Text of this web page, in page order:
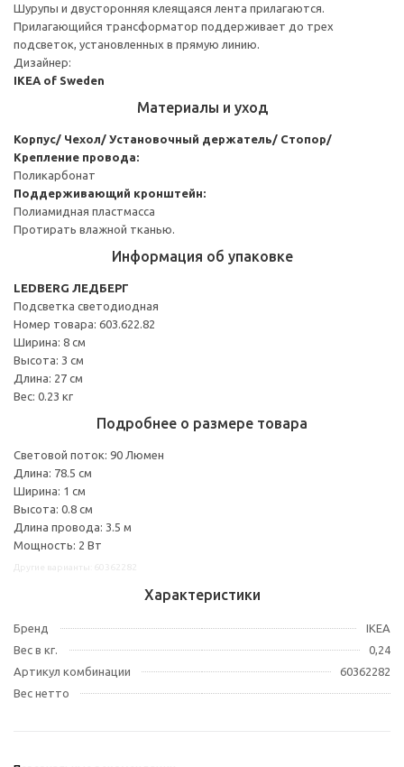
Шурупы и двусторонняя клеящаяся лента прилагаются.
Прилагающийся трансформатор поддерживает до трех
подсветок, установленных в прямую линию.
Дизайнер:
IKEA of Sweden
Материалы и уход
Корпус/ Чехол/ Установочный держатель/ Стопор/
Крепление провода:
Поликарбонат
Поддерживающий кронштейн:
Полиамидная пластмасса
Протирать влажной тканью.
Информация об упаковке
LEDBERG ЛЕДБЕРГ
Подсветка светодиодная
Номер товара: 603.622.82
Ширина: 8 см
Высота: 3 см
Длина: 27 см
Вес: 0.23 кг
Подробнее о размере товара
Световой поток: 90 Люмен
Длина: 78.5 см
Ширина: 1 см
Высота: 0.8 см
Длина провода: 3.5 м
Мощность: 2 Вт
Характеристики
Бренд
IKEA
Вес в кг.
0,24
Артикул комбинации
60362282
Вес нетто